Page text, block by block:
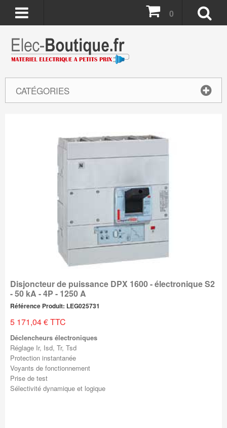
CATÉGORIES
0
Disjoncteur de puissance DPX 1600 - électronique S2
- 50 kA - 4P - 1250 A
Référence Produit: LEG025731
5 171,04 € TTC
Déclencheurs électroniques
Réglage Ir, Isd, Tr, Tsd
Protection instantanée
Voyants de fonctionnement
Prise de test
Sélectivité dynamique et logique